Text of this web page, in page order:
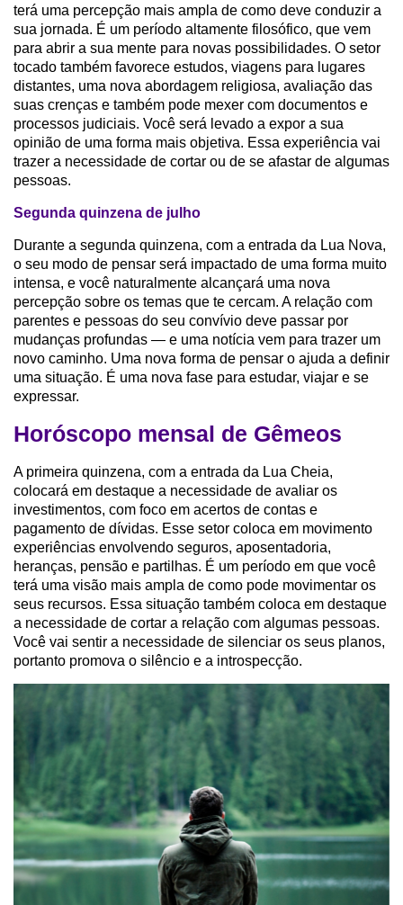
terá uma percepção mais ampla de como deve conduzir a
sua jornada. É um período altamente filosófico, que vem
para abrir a sua mente para novas possibilidades. O setor
tocado também favorece estudos, viagens para lugares
distantes, uma nova abordagem religiosa, avaliação das
suas crenças e também pode mexer com documentos e
processos judiciais. Você será levado a expor a sua
opinião de uma forma mais objetiva. Essa experiência vai
trazer a necessidade de cortar ou de se afastar de algumas
pessoas.
Segunda quinzena de julho
Durante a segunda quinzena, com a entrada da Lua Nova,
o seu modo de pensar será impactado de uma forma muito
intensa, e você naturalmente alcançará uma nova
percepção sobre os temas que te cercam. A relação com
parentes e pessoas do seu convívio deve passar por
mudanças profundas — e uma notícia vem para trazer um
novo caminho. Uma nova forma de pensar o ajuda a definir
uma situação. É uma nova fase para estudar, viajar e se
expressar.
Horóscopo mensal de Gêmeos
A primeira quinzena, com a entrada da Lua Cheia,
colocará em destaque a necessidade de avaliar os
investimentos, com foco em acertos de contas e
pagamento de dívidas. Esse setor coloca em movimento
experiências envolvendo seguros, aposentadoria,
heranças, pensão e partilhas. É um período em que você
terá uma visão mais ampla de como pode movimentar os
seus recursos. Essa situação também coloca em destaque
a necessidade de cortar a relação com algumas pessoas.
Você vai sentir a necessidade de silenciar os seus planos,
portanto promova o silêncio e a introspecção.